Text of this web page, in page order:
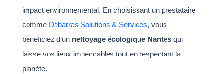
impact environnemental. En choisissant un prestataire
comme Débarras Solutions & Services, vous
bénéficiez d’un nettoyage écologique Nantesqui
laisse vos lieux impeccables tout en respectant la
planète.